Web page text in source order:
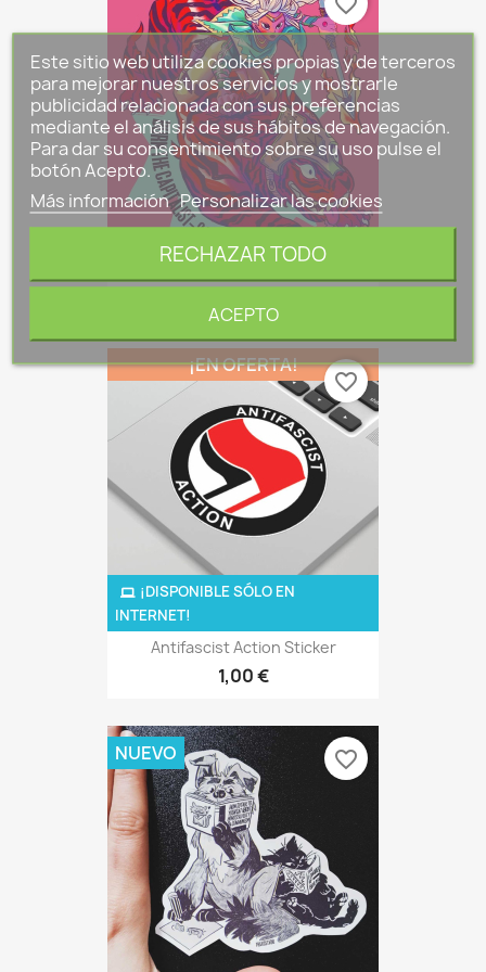
Antifascist Action Sticker
1,00 €
¡DISPONIBLE SÓLO EN
INTERNET!
¡EN OFERTA!
favorite_border
NUEVO favorite_border
Este sitio web utiliza cookies propias y de terceros
para mejorar nuestros servicios y mostrarle
publicidad relacionada con sus preferencias
mediante el análisis de sus hábitos de navegación.
Para dar su consentimiento sobre su uso pulse el
botón Acepto.
Más información Personalizar las cookies
RECHAZAR TODO
ACEPTO